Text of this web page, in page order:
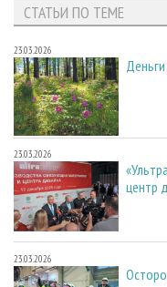
СТАТЬИ ПО ТЕМЕ
23.03.2026
23.03.2026
центр
23.03.2026